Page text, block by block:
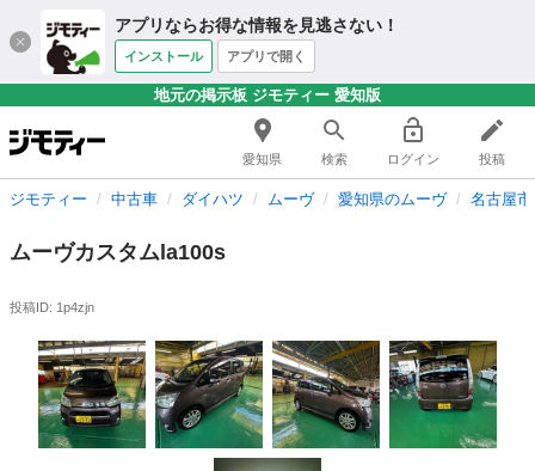
アプリならお得な情報を見逃さない！
インストール アプリで開く
地元の掲示板 ジモティー 愛知版
愛知県 検索 ログイン 投稿
ジモティー 中古車 ダイハツ ムーヴ 愛知県のムーヴ 名古屋
ムーヴカスタムla100s
投稿ID: 1p4zjn